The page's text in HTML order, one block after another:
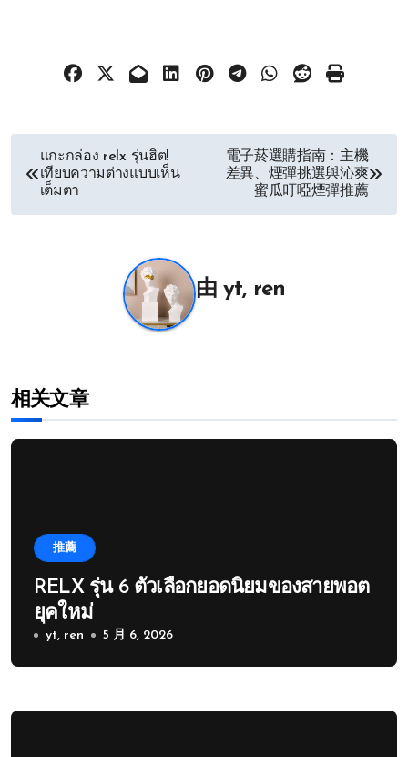
แกะกล่อง relx รุ่นฮิต!
เทียบความต่างแบบเห็น
เต็มตา
電子菸選購指南：主機
差異、煙彈挑選與沁爽
蜜瓜叮啞煙彈推薦
由yt, ren
相关文章
推薦
RELX รุ่น 6 ตัวเลือกยอดนิยมของสายพอต
ยุคใหม่
yt, ren 5 月 6, 2026